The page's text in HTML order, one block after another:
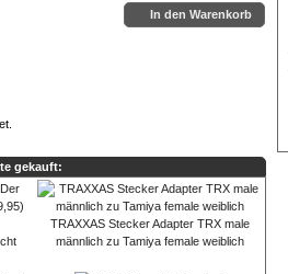
In den Warenkorb
gekauft:
TRAXXAS Stecker Adapter TRX male
männlich zu Tamiya female weiblich